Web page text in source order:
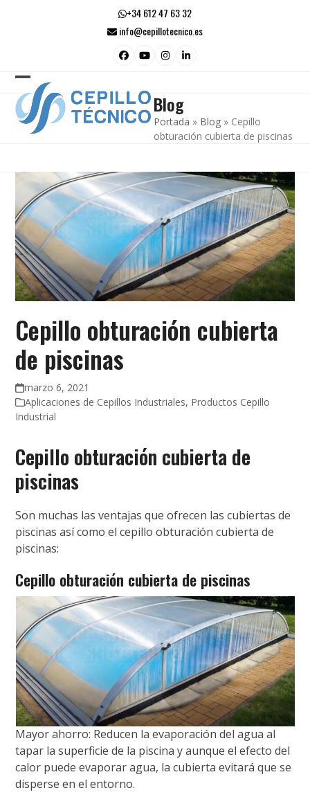
+34 612 47 63 32
info@cepillotecnico.es
Facebook
YouTubeInstagram
LinkedIn
Open
mobile
menu
Close
mobile
menu
Blog
Portada » Blog » Cepillo
obturación cubierta de piscinas
Cepillo obturación cubierta
de piscinas
marzo 6, 2021
Aplicaciones de Cepillos Industriales, Productos Cepillo
Industrial
Cepillo obturación cubierta de
piscinas
Son muchas las ventajas que ofrecen las cubiertas de
piscinas así como el cepillo obturación cubierta de
piscinas:
Cepillo obturación cubierta de piscinas
Mayor ahorro: Reducen la evaporación del agua al
tapar la superficie de la piscina y aunque el efecto del
calor puede evaporar agua, la cubierta evitará que se
disperse en el entorno.